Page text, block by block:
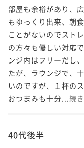
部屋も余裕があり、
もゆっくり出来、朝
ことがないのでスト
の方々も優しい対応
ンジ内はフリーだし
たが、ラウンジで、
いのですが、１杯の
おつまみも十分... 続
40代後半